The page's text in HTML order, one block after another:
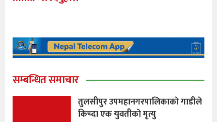
सम्बन्धित समाचार
तुलसीपुर उपमहानगरपालिकाकाे गाडीले
किच्दा एक युवतीकाे मृत्यु